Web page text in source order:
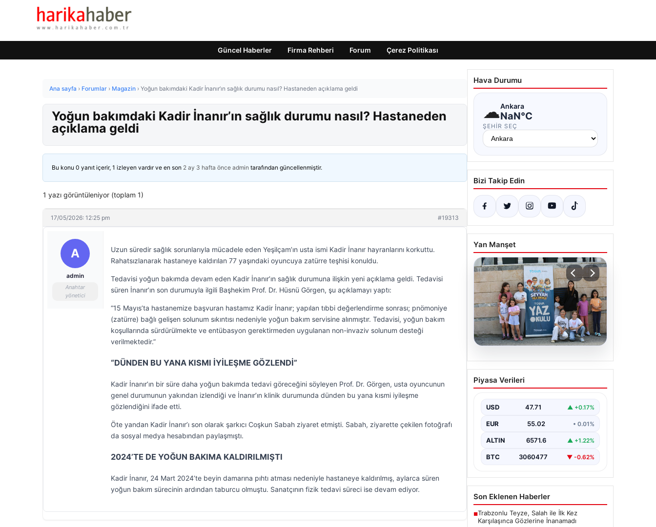
Güncel Haberler Firma Rehberi Forum Çerez Politikası
Ana sayfa › Forumlar › Magazin › Yoğun bakımdaki Kadir İnanır’ın sağlık durumu nasıl? Hastaneden açıklama geldi
Yoğun bakımdaki Kadir İnanır’ın sağlık durumu nasıl? Hastaneden
açıklama geldi
Bu konu 0 yanıt içerir, 1 izleyen vardır ve en son 2 ay 3 hafta önce admin tarafından güncellenmiştir.
1 yazı görüntüleniyor (toplam 1)
17/05/2026: 12:25 pm #19313
A
admin
Anahtar
yönetici
Uzun süredir sağlık sorunlarıyla mücadele eden Yeşilçam’ın usta ismi Kadir İnanır hayranlarını korkuttu.
Rahatsızlanarak hastaneye kaldırılan 77 yaşındaki oyuncuya zatürre teşhisi konuldu.
Tedavisi yoğun bakımda devam eden Kadir İnanır’ın sağlık durumuna ilişkin yeni açıklama geldi. Tedavisi
süren İnanır’ın son durumuyla ilgili Başhekim Prof. Dr. Hüsnü Görgen, şu açıklamayı yaptı:
“15 Mayıs’ta hastanemize başvuran hastamız Kadir İnanır; yapılan tıbbi değerlendirme sonrası; pnömoniye
(zatürre) bağlı gelişen solunum sıkıntısı nedeniyle yoğun bakım servisine alınmıştır. Tedavisi, yoğun bakım
koşullarında sürdürülmekte ve entübasyon gerektirmeden uygulanan non-invaziv solunum desteği
verilmektedir.”
“DÜNDEN BU YANA KISMI İYİLEŞME GÖZLENDİ”
Kadir İnanır’ın bir süre daha yoğun bakımda tedavi göreceğini söyleyen Prof. Dr. Görgen, usta oyuncunun
genel durumunun yakından izlendiği ve İnanır’ın klinik durumunda dünden bu yana kısmi iyileşme
gözlendiğini ifade etti.
Öte yandan Kadir İnanır’ı son olarak şarkıcı Coşkun Sabah ziyaret etmişti. Sabah, ziyarette çekilen fotoğrafı
da sosyal medya hesabından paylaşmıştı.
2024’TE DE YOĞUN BAKIMA KALDIRILMIŞTI
Kadir İnanır, 24 Mart 2024’te beyin damarına pıhtı atması nedeniyle hastaneye kaldırılmış, aylarca süren
yoğun bakım sürecinin ardından taburcu olmuştu. Sanatçının fizik tedavi süreci ise devam ediyor.
Hava Durumu
☁Ankara
NaN°C
ŞEHIR SEÇ
Bizi Takip Edin
Yan Manşet
06.08.2026
TÜGVA’dan çocuklar için
meydan şenlikleri
Piyasa Verileri
USD 47.71 ▲ +0.17%
EUR 55.02 • 0.01%
ALTIN 6571.6 ▲ +1.22%
BTC 3060477 ▼ -0.62%
Son Eklenen Haberler
■Trabzonlu Teyze, Salah ile İlk Kez
Karşılaşınca Gözlerine İnanamadı